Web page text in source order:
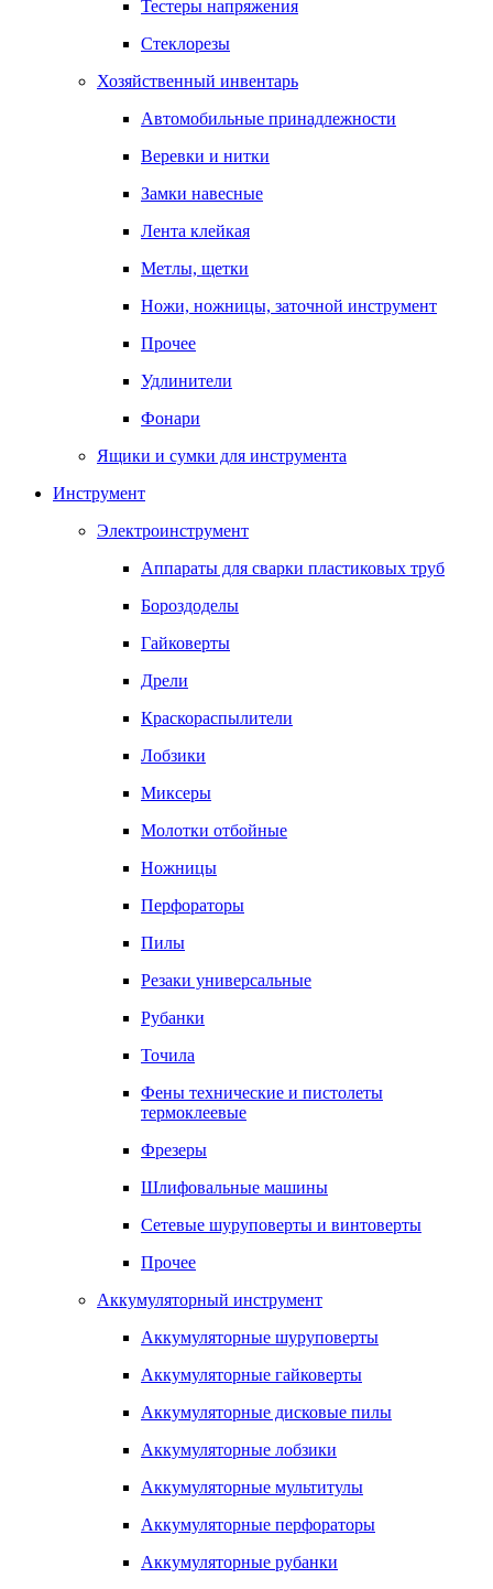
Тестеры напряжения
Стеклорезы
Хозяйственный инвентарь
Автомобильные принадлежности
Веревки и нитки
Замки навесные
Лента клейкая
Метлы, щетки
Ножи, ножницы, заточной инструмент
Прочее
Удлинители
Фонари
Ящики и сумки для инструмента
Инструмент
Электроинструмент
Аппараты для сварки пластиковых труб
Бороздоделы
Гайковерты
Дрели
Краскораспылители
Лобзики
Миксеры
Молотки отбойные
Ножницы
Перфораторы
Пилы
Резаки универсальные
Рубанки
Точила
Фены технические и пистолеты
термоклеевые
Фрезеры
Шлифовальные машины
Сетевые шуруповерты и винтоверты
Прочее
Аккумуляторный инструмент
Аккумуляторные шуруповерты
Аккумуляторные гайковерты
Аккумуляторные дисковые пилы
Аккумуляторные лобзики
Аккумуляторные мультитулы
Аккумуляторные перфораторы
Аккумуляторные рубанки